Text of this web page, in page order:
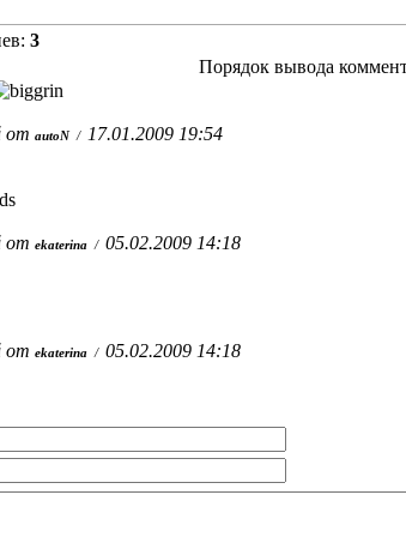
3
Порядок вывода
от autoN/ 17.01.2009 19:54
от ekaterina/ 05.02.2009 14:18
от ekaterina / 05.02.2009 14:18